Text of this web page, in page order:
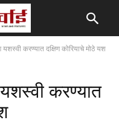
यशस्वी करण्यात दक्षिण कोरियाचे मोठे यश
करण्यात